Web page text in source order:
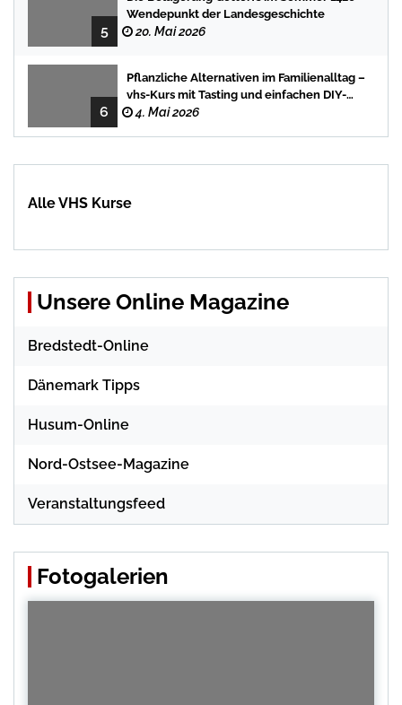
5
Wendepunkt der Landesgeschichte
20. Mai 2026
6
Pflanzliche Alternativen im Familienalltag –
vhs-Kurs mit Tasting und einfachen DIY-
Rezepten
4. Mai 2026
Alle VHS Kurse
Unsere Online Magazine
Bredstedt-Online
Dänemark Tipps
Husum-Online
Nord-Ostsee-Magazine
Veranstaltungsfeed
Fotogalerien